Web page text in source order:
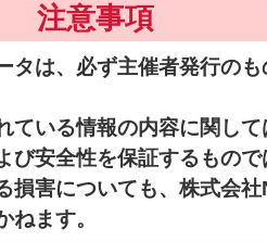
注意事項
タは、必ず主催者発行の
ている情報の内容に関して
び安全性を保証するもの
損害についても、株式会
ます。